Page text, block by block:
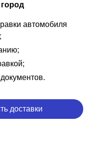
автомобиля
доставки